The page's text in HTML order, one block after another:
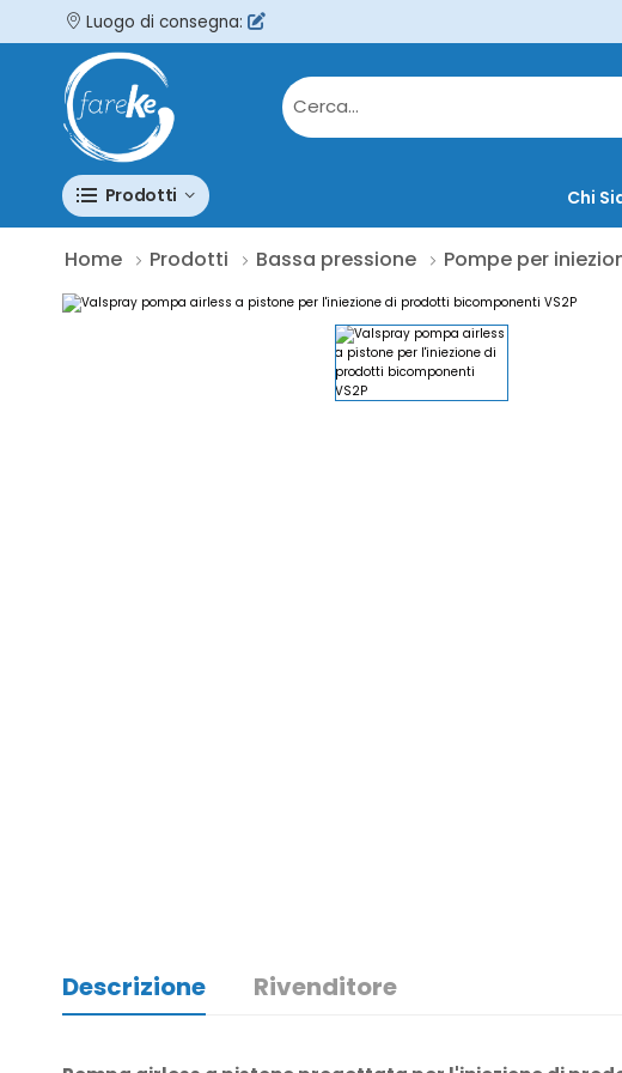
Luogo di consegna:
Prodotti Chi
Home Prodotti Bassa pressione Pompe per
Descrizione Rivenditore